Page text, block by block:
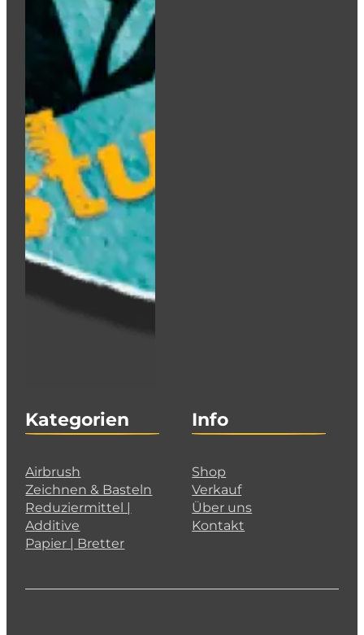
Kategorien
Airbrush
Zeichnen & Basteln
Reduziermittel |
Additive
Papier | Bretter
Info
Shop
Verkauf
Über uns
Kontakt